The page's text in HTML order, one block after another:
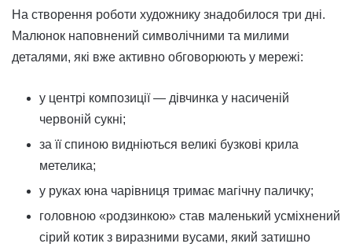
На створення роботи художнику знадобилося три дні.
Малюнок наповнений символічними та милими
деталями, які вже активно обговорюють у мережі:
у центрі композиції — дівчинка у насиченій
червоній сукні;
за її спиною видніються великі бузкові крила
метелика;
у руках юна чарівниця тримає магічну паличку;
головною «родзинкою» став маленький усміхнений
сірий котик з виразними вусами, який затишно